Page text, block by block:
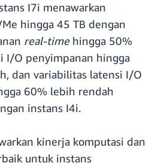
I7i menawarkan
hingga 45 TB dengan
real-timehingga 50%
I/O penyimpanan hingga
dan variabilitas latensi I/O
60% lebih rendah
instans I4i.
kinerja komputasi dan
untuk instans